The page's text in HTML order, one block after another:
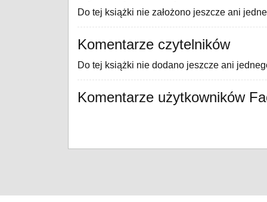
Do tej książki nie założono jeszcze ani
Komentarze czytelników
Do tej książki nie dodano jeszcze ani
Komentarze użytkowników